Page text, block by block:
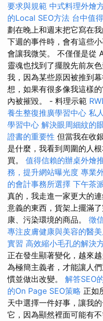
要求與規範 中式料理外燴
的Local SEO方法 台中值
劃在晚上和週末把它寫在
下週的事件時，會有這些
會讓我微笑。 不僅僅是從
靈魂也找到了擺脫先前灰
我，因為某些原因被推到
想，如果有很多像我這樣
內被摧毀。 - 料理示範
養生整復推廣學習中心 私
學習中心 解決眼周細紋的
證書的重要性 但當我在收
是什麼，我看到周圍的人
買。 值得信賴的辦桌外燴
務，提升網站曝光度 專業
的會計事務所選擇 下午茶
真的，我走進一家更大的
意義的東西，貨架上擺滿
康、污染環境的商品。 徵
專注皮膚健康與美容的醫
實習 高效縮小毛孔的解決
正在發生顯著變化，越來
為極簡主義者，才能讓人
慣並做出改變。 解答SEO
的On Page SEO策略 正如
天中選擇一件好事，讓我
它，因為顯然裡面可能有